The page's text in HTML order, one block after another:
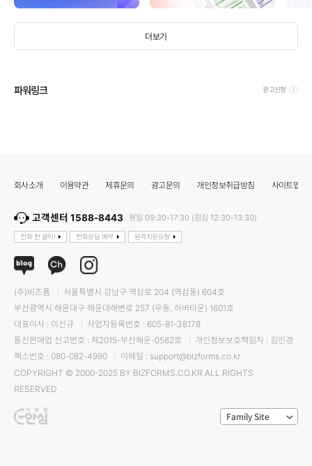
더보기
파워링크 광고신청
회사소개 이용약관 제휴문의 광고문의 개인정보취급방침 사이트맵
고객센터 1588-8443 평일 09:30-17:30 (점심 12:30-13:30)
전화 전 클릭! 전화상담 예약 원격지원요청
(주)비즈폼
서울특별시 강남구 역삼로 204 (역삼동) 604호
부산광역시 해운대구 해운대해변로 257 (우동, 하버타운) 1601호
대표이사 : 이선규
사업자등록번호 : 605-81-38178
통신판매업 신고번호 : 제2015-부산해운-0582호
개인정보보호책임자 : 김민경
팩스번호 : 080-082-4990
이메일 : support@bizforms.co.kr
COPYRIGHT © 2000-2025 BY BIZFORMS.CO.KR ALL RIGHTS
RESERVED
Family Site